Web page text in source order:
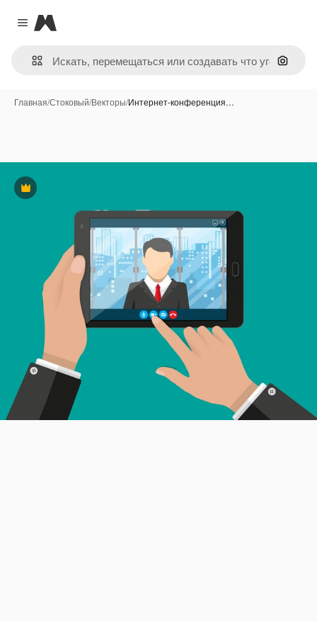
Close menu
Magnific
Поиск
Главная/Стоковый/Векторы/Интернет-конференция…
Премиум